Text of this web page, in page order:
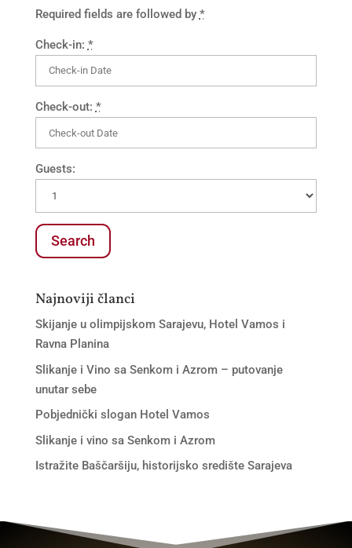
Required fields are followed by *
Check-in: *
Check-out: *
Guests:
Najnoviji članci
Skijanje u olimpijskom Sarajevu, Hotel Vamos i
Ravna Planina
Slikanje i Vino sa Senkom i Azrom – putovanje
unutar sebe
Pobjednički slogan Hotel Vamos
Slikanje i vino sa Senkom i Azrom
Istražite Baščaršiju, historijsko središte Sarajeva